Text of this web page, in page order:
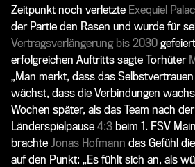
Zeitpunkt noch verletzte Exequiel
der Partie den Rasen und wurde für
Vertragsverlängerung bis 2030
erfolgreichen Auftritts sagte Torhüter
„Man merkt, dass das
wächst, dass die Verbindungen
Wochen später, als das Team nach der
Länderspielpause 4:3 beim 1. FSV
brachte Jonas Hofmann das Gefühl
auf den Punkt: „Es fühlt sich an, als